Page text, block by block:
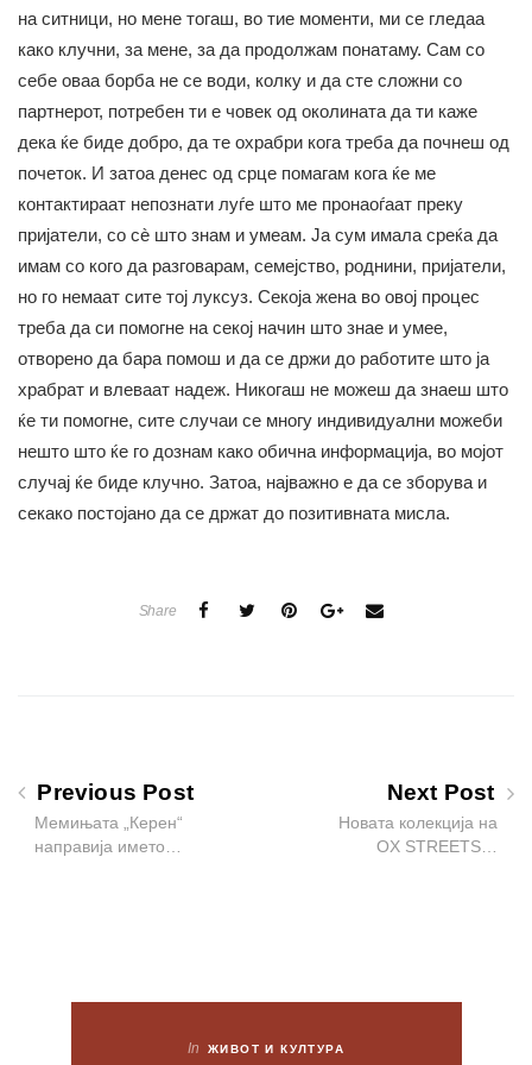
на ситници, но мене тогаш, во тие моменти, ми се гледаа
како клучни, за мене, за да продолжам понатаму. Сам со
себе оваа борба не се води, колку и да сте сложни со
партнерот, потребен ти е човек од околината да ти каже
дека ќе биде добро, да те охрабри кога треба да почнеш од
почеток. И затоа денес од срце помагам кога ќе ме
контактираат непознати луѓе што ме пронаоѓаат преку
пријатели, со сè што знам и умеам. Ја сум имала среќа да
имам со кого да разговарам, семејство, роднини, пријатели,
но го немаат сите тој луксуз. Секоја жена во овој процес
треба да си помогне на секој начин што знае и умее,
отворено да бара помош и да се држи до работите што ја
храбрат и влеваат надеж. Никогаш не можеш да знаеш што
ќе ти помогне, сите случаи се многу индивидуални можеби
нешто што ќе го дознам како обична информација, во мојот
случај ќе биде клучно. Затоа, најважно е да се зборува и
секако постојано да се држат до позитивната мисла.
Share
Previous Post
Мемињата „Керен“
направија името…
Next Post
Новата колекција на
OX STREETS…
In ЖИВОТ И КУЛТУРА